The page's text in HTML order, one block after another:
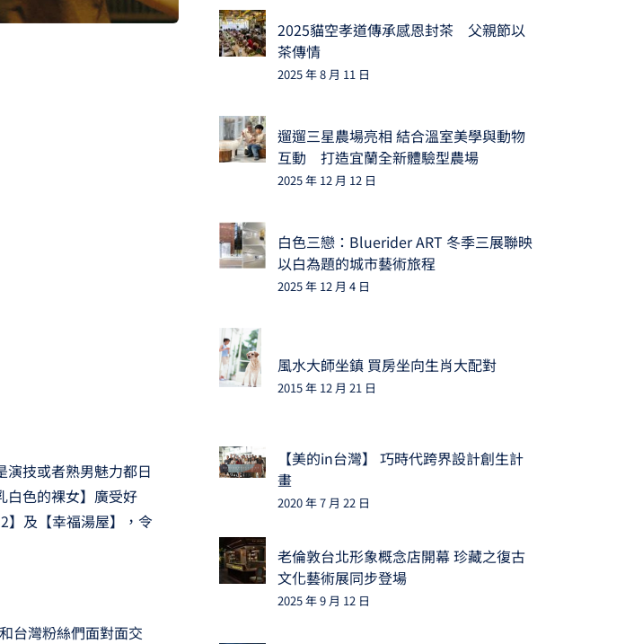
演技或者熟男魅力都日
白色的裸女】廣受好
】及【幸福湯屋】，令
台灣粉絲們面對面交
2025貓空孝道傳承感恩封茶 父親節以
茶傳情
2025 年 8 月 11 日
遛遛三星農場亮相 結合溫室美學與動物
互動 打造宜蘭全新體驗型農場
2025 年 12 月 12 日
白色三戀：Bluerider ART 冬季三展聯映
以白為題的城市藝術旅程
2025 年 12 月 4 日
風水大師坐鎮 買房坐向生肖大配對
2015 年 12 月 21 日
【美的in台灣】 巧時代跨界設計創生計
畫
2020 年 7 月 22 日
老倫敦台北形象概念店開幕 珍藏之復古
文化藝術展同步登場
2025 年 9 月 12 日